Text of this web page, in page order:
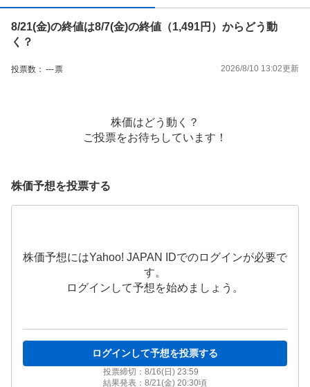
8/21(金)の終値は8/7(金)の終値（1,491円）からどう動
く？
投票数： ---票 2026/8/10 13:02更新
株価はどう動く？
ご投票をお待ちしています！
株価予想を投票する
株価予想にはYahoo! JAPAN IDでのログインが必要で
す。
ログインして予想を始めましょう。
ログインして予想を投票する
投票締切： 8/16(日) 23:59
結果発表： 8/21(金) 20:30頃